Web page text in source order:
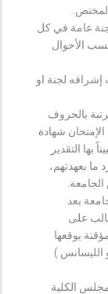
عامة في كل
الأحوال
لجنة او
بالحروف
شهادة
بها التقدير
ما بعهدتهم،
بعد
على
يوقعها
الليسانس )
مجلس الكلية